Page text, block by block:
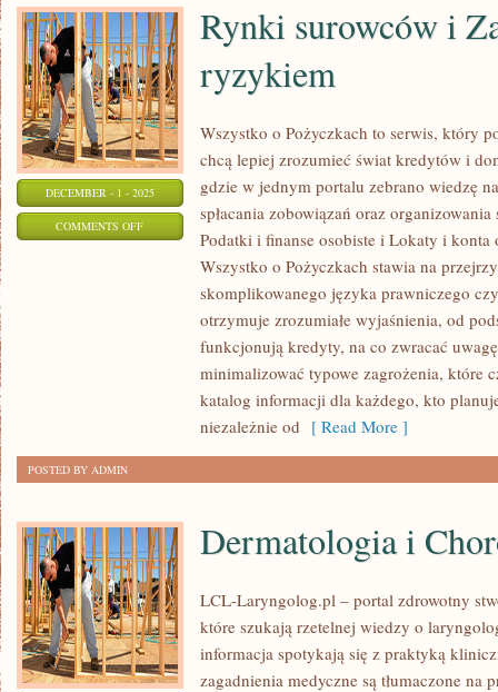
DECEMBER - 1 - 2025
COMMENTS OFFON
Rynki surowców i
ryzykiem
Wszystko o Pożyczkach to serwis, który
chcą lepiej zrozumieć świat kredytów i
gdzie w jednym portalu zebrano wiedzę
spłacania zobowiązań oraz
Podatki i finanse osobiste i Lokaty i konta
Wszystko o Pożyczkach stawia na
skomplikowanego języka prawniczego
otrzymuje zrozumiałe wyjaśnienia, od
funkcjonują kredyty, na co zwracać
minimalizować typowe zagrożenia, które
katalog informacji dla każdego, kto
niezależnie od [ Read More ]
POSTED BY ADMIN
Dermatologia i
LCL-Laryngolog.pl – portal zdrowotny
które szukają rzetelnej wiedzy o
informacja spotykają się z praktyką
zagadnienia medyczne są tłumaczone na